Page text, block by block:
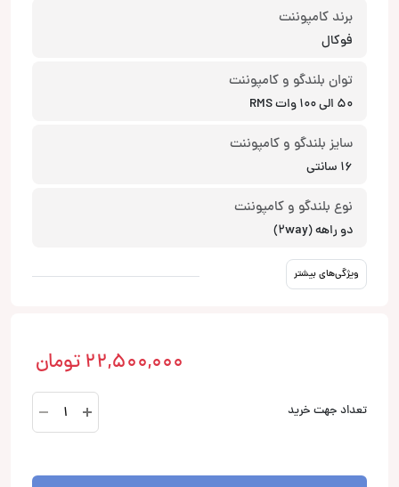
برند کامپوننت
فوکال
توان بلندگو و کامپوننت
50 الی 100 وات RMS
سایز بلندگو و کامپوننت
16 سانتی
نوع بلندگو و کامپوننت
دو راهه (2way)
ویژگی‌های بیشتر
22,500,000 تومان
تعداد جهت خرید
ASE165S
کامپوننت